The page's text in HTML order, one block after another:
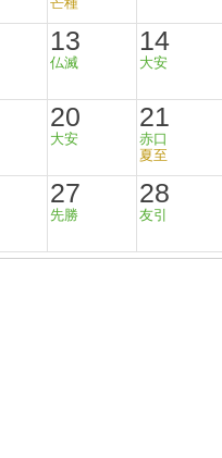
13
仏滅
14
大安
20
大安
21
赤口
夏至
27
先勝
28
友引